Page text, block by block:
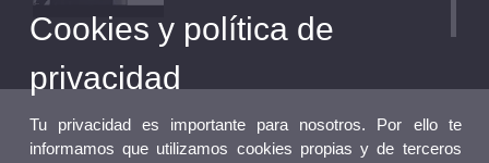
¿Por qué elegir un postgrado propio de la
Universitat de València?
Cookies y política de
privacidad
Tu privacidad es importante para nosotros. Por ello te
informamos que utilizamos cookies propias y de terceros